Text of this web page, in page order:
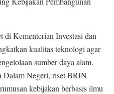
di Kementerian Investasi dan
kualitas teknologi agar
sumber daya alam.
Dalam Negeri, riset BRIN
kebijakan berbasis ilmu